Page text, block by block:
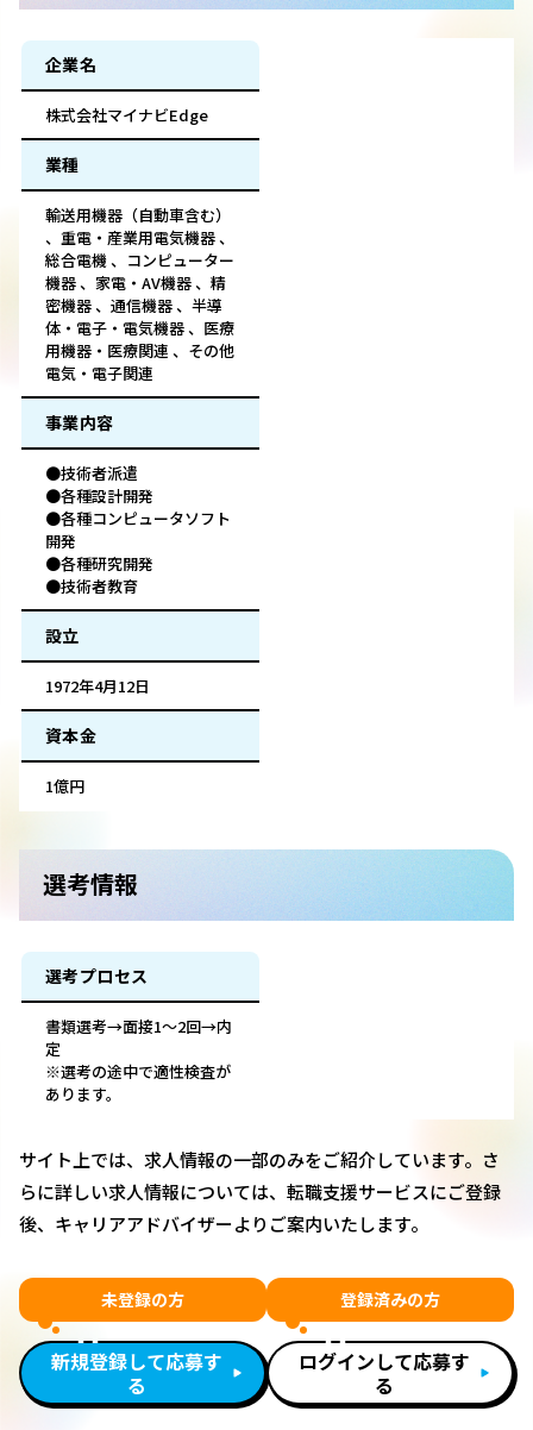
企業名
株式会社マイナビEdge
業種
輸送用機器（自動車含む）
、重電・産業用電気機器 、
総合電機 、コンピューター
機器 、家電・AV機器 、精
密機器 、通信機器 、半導
体・電子・電気機器 、医療
用機器・医療関連 、その他
電気・電子関連
事業内容
●技術者派遣
●各種設計開発
●各種コンピュータソフト
開発
●各種研究開発
●技術者教育
設立
1972年4月12日
資本金
1億円
選考情報
選考プロセス
書類選考→面接1～2回→内
定
※選考の途中で適性検査が
あります。
サイト上では、求人情報の一部のみをご紹介しています。さ
らに詳しい求人情報については、転職支援サービスにご登録
後、キャリアアドバイザーよりご案内いたします。
未登録の方
新規登録して応募す
る
登録済みの方
ログインして応募す
る